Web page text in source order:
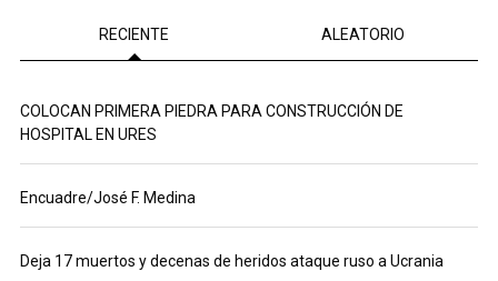
RECIENTE ALEATORIO
COLOCAN PRIMERA PIEDRA PARA CONSTRUCCIÓN DE
HOSPITAL EN URES
Encuadre/José F. Medina
Deja 17 muertos y decenas de heridos ataque ruso a Ucrania